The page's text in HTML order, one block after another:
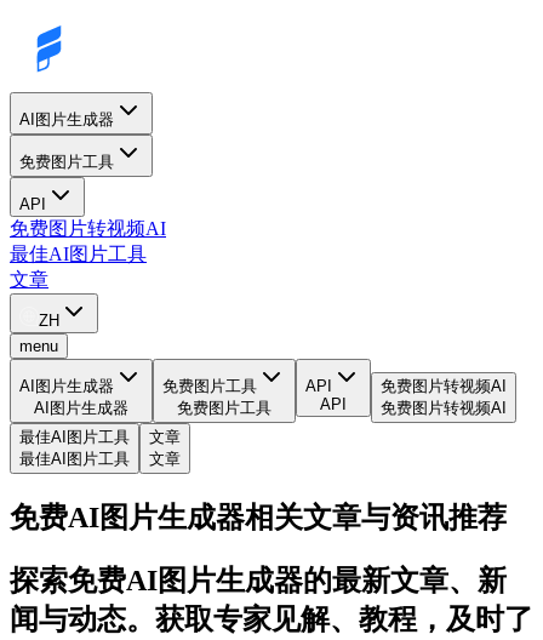
AI图片生成器
免费图片工具
API
免费图片转视频AI
最佳AI图片工具
文章
ZH
menu
AI图片生成器
AI图片生成器
免费图片工具
免费图片工具
API
API
免费图片转视频AI
免费图片转视频AI
最佳AI图片工具
最佳AI图片工具
文章
文章
免费AI图片生成器相关文章与资讯推荐
探索免费AI图片生成器的最新文章、新
闻与动态。获取专家见解、教程，及时了